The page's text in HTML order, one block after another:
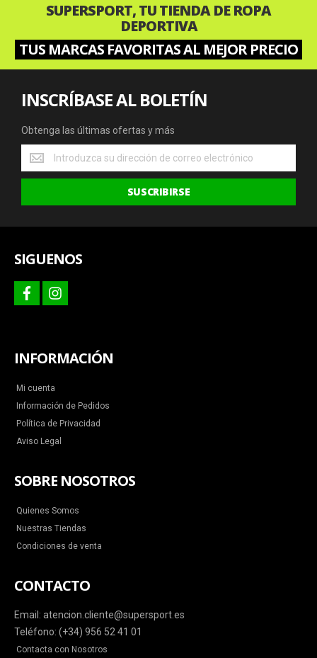
SUPERSPORT, TU TIENDA DE ROPA
DEPORTIVA
TUS MARCAS FAVORITAS AL MEJOR PRECIO
INSCRÍBASE AL BOLETÍN
Obtenga las últimas ofertas y más
Obtenga
las
últimas
y
SUSCRIBIRSE
SIGUENOS
facebookinstagram
INFORMACIÓN
Mi cuenta
Información de Pedidos
Política de Privacidad
Aviso Legal
SOBRE NOSOTROS
Quienes Somos
Nuestras Tiendas
Condiciones de venta
CONTACTO
Email: atencion.cliente@supersport.es
Teléfono: (+34) 956 52 41 01
Contacta con Nosotros